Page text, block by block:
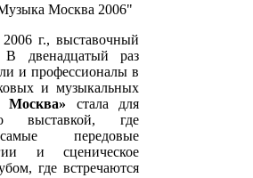
Москва 2006"
г., выставочный
В двенадцатый раз
и профессионалы в
и музыкальных
Москва» стала для
выставкой, где
передовые
и сценическое
где встречаются